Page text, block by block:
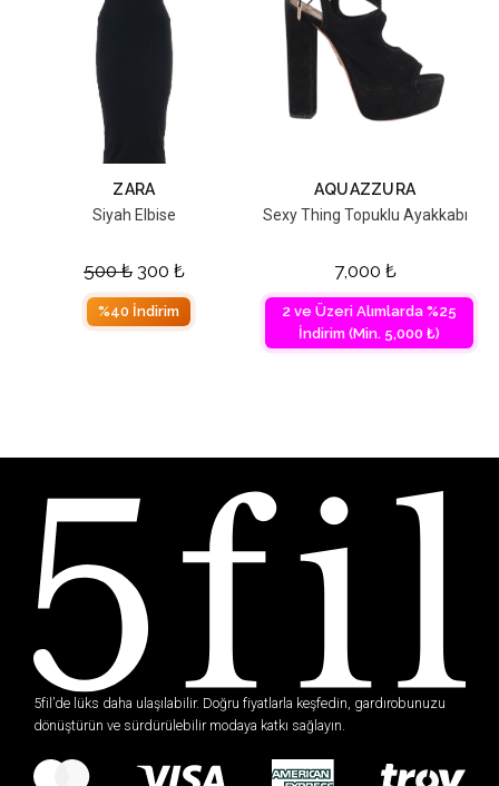
ZARA
Siyah Elbise
500₺ 300 ₺
%40 İndirim
AQUAZZURA
Sexy Thing Topuklu Ayakkabı
7,000 ₺
2 ve Üzeri Alımlarda %25
İndirim (Min. 5,000 ₺)
5fil’de lüks daha ulaşılabilir. Doğru fiyatlarla keşfedin, gardırobunuzu
dönüştürün ve sürdürülebilir modaya katkı sağlayın.